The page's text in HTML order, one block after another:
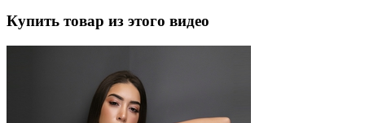
Купить товар из этого видео